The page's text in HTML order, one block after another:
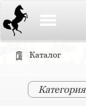
Каталог
Категория